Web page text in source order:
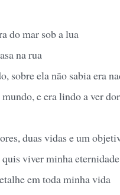
do mar sob a lua
na rua
sobre ela não sabia era
e era lindo a ver
duas vidas e um
viver minha
em toda minha vida